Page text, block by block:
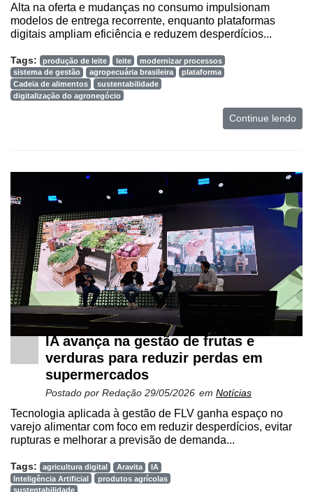
Cadastre-
se
Minha
conta
Destaque
Mercado
de
Cadeira
Artigos
Agenda
Agricultura
Precisão
Automação
e
Robótica
Dados
Alta na oferta e mudanças no consumo impulsionam
modelos de entrega recorrente, enquanto plataformas
digitais ampliam eficiência e reduzem desperdícios...
Tags: produção de leite leite
modernizar processos
sistema de gestão
agropecuária brasileira
plataforma
Cadeia de alimentos
sustentabilidade
digitalização do agronegócio
Continue lendo
IA avança na gestão de frutas e
verduras para reduzir perdas em
supermercados
Postado por Redação 29/05/2026 em Notícias
Tecnologia aplicada à gestão de FLV ganha espaço no
varejo alimentar com foco em reduzir desperdícios, evitar
rupturas e melhorar a previsão de demanda...
Tags: agricultura digital Aravita
IA
Inteligência Artificial
produtos agrícolas
sustentabilidade